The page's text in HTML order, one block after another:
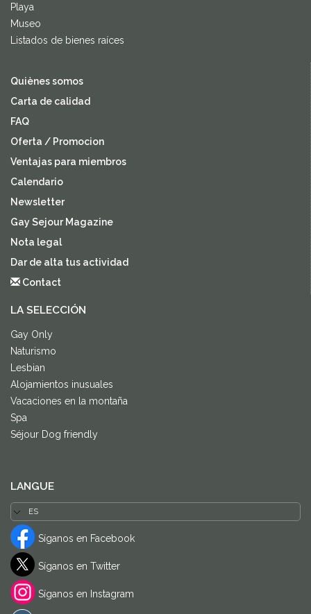
Playa
Museo
Listados de bienes raíces
Quiènes somos
Carta de calidad
FAQ
Oferta / Promocion
Ventajas para miembros
Calendario
Newsletter
Gay Sejour Magazine
Nota legal
Dar de alta tus actividad
Contact
LA SELECCIÓN
Gay Only
Naturismo
Lesbian
Alojamientos inusuales
Vacaciones en la montaña
Spa
Séjour Dog friendly
LANGUE
Síganos en Facebook
Síganos en Twitter
Síganos en Instagram